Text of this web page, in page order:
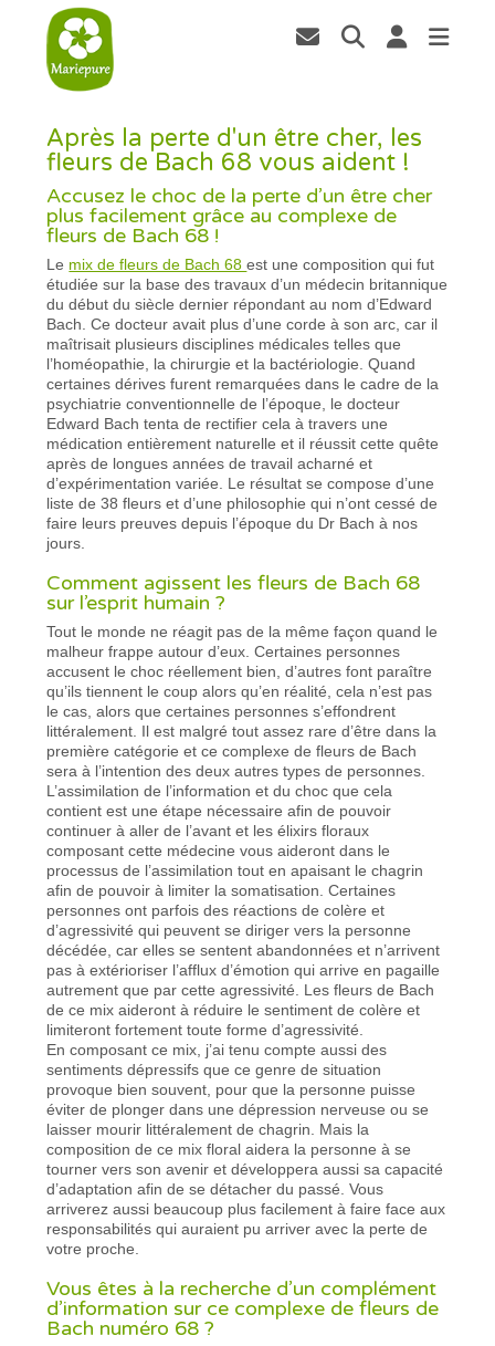
Après la perte d'un être cher, les
fleurs de Bach 68 vous aident !
Accusez le choc de la perte d’un être cher
plus facilement grâce au complexe de
fleurs de Bach 68 !
Le mix de fleurs de Bach 68est une composition qui fut
étudiée sur la base des travaux d’un médecin britannique
du début du siècle dernier répondant au nom d’Edward
Bach. Ce docteur avait plus d’une corde à son arc, car il
maîtrisait plusieurs disciplines médicales telles que
l’homéopathie, la chirurgie et la bactériologie. Quand
certaines dérives furent remarquées dans le cadre de la
psychiatrie conventionnelle de l’époque, le docteur
Edward Bach tenta de rectifier cela à travers une
médication entièrement naturelle et il réussit cette quête
après de longues années de travail acharné et
d’expérimentation variée. Le résultat se compose d’une
liste de 38 fleurs et d’une philosophie qui n’ont cessé de
faire leurs preuves depuis l’époque du Dr Bach à nos
jours.
Comment agissent les fleurs de Bach 68
sur l’esprit humain ?
Tout le monde ne réagit pas de la même façon quand le
malheur frappe autour d’eux. Certaines personnes
accusent le choc réellement bien, d’autres font paraître
qu’ils tiennent le coup alors qu’en réalité, cela n’est pas
le cas, alors que certaines personnes s’effondrent
littéralement. Il est malgré tout assez rare d’être dans la
première catégorie et ce complexe de fleurs de Bach
sera à l’intention des deux autres types de personnes.
L’assimilation de l’information et du choc que cela
contient est une étape nécessaire afin de pouvoir
continuer à aller de l’avant et les élixirs floraux
composant cette médecine vous aideront dans le
processus de l’assimilation tout en apaisant le chagrin
afin de pouvoir à limiter la somatisation. Certaines
personnes ont parfois des réactions de colère et
d’agressivité qui peuvent se diriger vers la personne
décédée, car elles se sentent abandonnées et n’arrivent
pas à extérioriser l’afflux d’émotion qui arrive en pagaille
autrement que par cette agressivité. Les fleurs de Bach
de ce mix aideront à réduire le sentiment de colère et
limiteront fortement toute forme d’agressivité.
En composant ce mix, j’ai tenu compte aussi des
sentiments dépressifs que ce genre de situation
provoque bien souvent, pour que la personne puisse
éviter de plonger dans une dépression nerveuse ou se
laisser mourir littéralement de chagrin. Mais la
composition de ce mix floral aidera la personne à se
tourner vers son avenir et développera aussi sa capacité
d’adaptation afin de se détacher du passé. Vous
arriverez aussi beaucoup plus facilement à faire face aux
responsabilités qui auraient pu arriver avec la perte de
votre proche.
Vous êtes à la recherche d’un complément
d’information sur ce complexe de fleurs de
Bach numéro 68 ?